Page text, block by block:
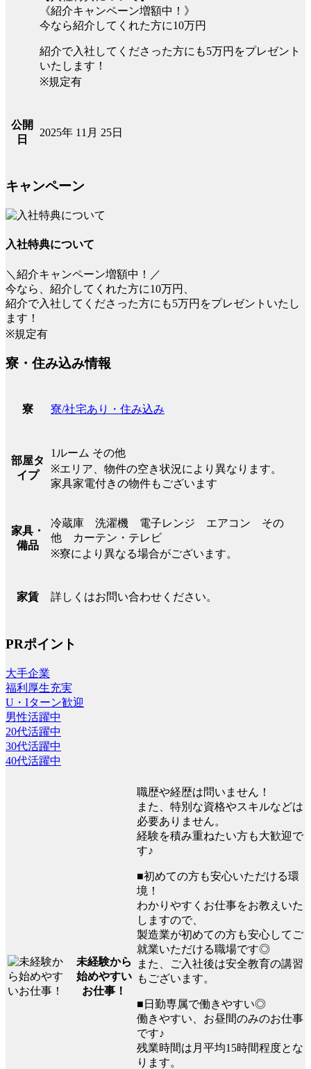
《紹介キャンペーン増額中！》
今なら紹介してくれた方に10万円
紹介で入社してくださった方にも5万円をプレゼント
いたします！
※規定有
公開
日
2025年 11月 25日
キャンペーン
入社特典について
＼紹介キャンペーン増額中！／
今なら、紹介してくれた方に10万円、
紹介で入社してくださった方にも5万円をプレゼントいたし
ます！
※規定有
寮・住み込み情報
寮 寮/社宅あり・住み込み
部屋タ
イプ
1ルーム その他
※エリア、物件の空き状況により異なります。
家具家電付きの物件もございます
家具・
備品
冷蔵庫 洗濯機 電子レンジ エアコン その
他 カーテン・テレビ
※寮により異なる場合がございます。
家賃 詳しくはお問い合わせください。
PRポイント
大手企業
福利厚生充実
U・Iターン歓迎
男性活躍中
20代活躍中
30代活躍中
40代活躍中
未経験から
始めやすい
お仕事！
職歴や経歴は問いません！
また、特別な資格やスキルなどは
必要ありません。
経験を積み重ねたい方も大歓迎で
す♪
■初めての方も安心いただける環
境！
わかりやすくお仕事をお教えいた
しますので、
製造業が初めての方も安心してご
就業いただける職場です◎
また、ご入社後は安全教育の講習
もございます。
■日勤専属で働きやすい◎
働きやすい、お昼間のみのお仕事
です♪
残業時間は月平均15時間程度とな
ります。